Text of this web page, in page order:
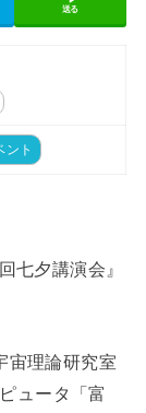
送る
ント
七夕講演会』
宙理論研究室
ュータ「富